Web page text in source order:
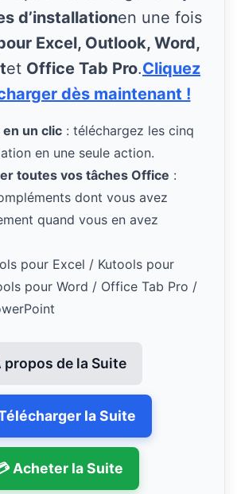
d’installationen une fois
Excel, Outlook, Word,
et Office Tab Pro.Cliquez
dès maintenant !
un clic : téléchargez les cinq
en une seule action.
toutes vos tâches Office :
dont vous avez
quand vous en avez
pour Excel / Kutools pour
pour Word / Office Tab Pro /
propos de la Suite
la Suite
Acheter la Suite